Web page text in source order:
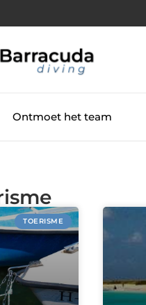
Ontmoet het team
TOERISME